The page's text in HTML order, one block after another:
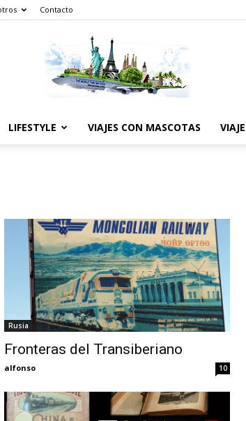
Contacto
World
Thru
My
LIFESTYLE VIAJES CON MASCOTAS
Rusia
Fronteras del Transiberiano
alfonso 10